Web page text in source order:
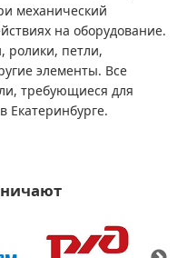
механический
на оборудование.
ролики, петли,
элементы. Все
требующиеся для
Екатеринбурге.